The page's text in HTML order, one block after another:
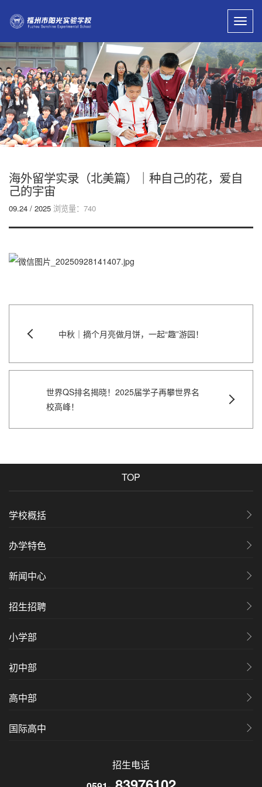
海外留学实录（北美篇）｜种自己的花，爱自
己的宇宙
09.24 / 2025 浏览量：740
中秋｜摘个月亮做月饼，一起“趣”游园！
世界QS排名揭晓！2025届学子再攀世界名
校高峰！
TOP
学校概括
办学特色
新闻中心
招生招聘
小学部
初中部
高中部
国际高中
招生电话